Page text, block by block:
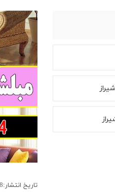
تاریخ انتشار:28 آذر 1402 - 13:00